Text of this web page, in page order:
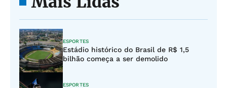
ESPORTES
Estádio histórico do Brasil de R$ 1,5
bilhão começa a ser demolido
ESPORTES